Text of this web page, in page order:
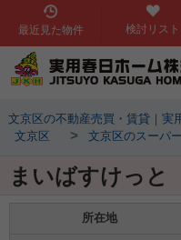
最近見た物件 検討リスト
文京区の不動産売買・賃貸｜実
文京区 > 文京区のスーパー
まいばすけっ
所在地